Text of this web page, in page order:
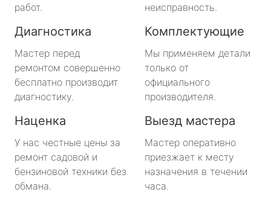
работ.
неисправность.
Диагностика
Мастер перед
ремонтом совершенно
бесплатно производит
диагностику.
Комплектующие
Мы применяем детали
только от
официального
производителя.
Наценка
У нас честные цены за
ремонт садовой и
бензиновой техники без
обмана.
Выезд мастера
Мастер оперативно
приезжает к месту
назначения в течении
часа.